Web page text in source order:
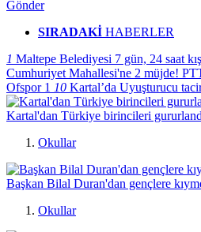
Gönder
SIRADAKİ HABERLER
1 Maltepe Belediyesi 7 gün, 24 saat
Cumhuriyet Mahallesi'ne 2 müjde!
Ofspor 1 10 Kartal’da Uyuşturucu
Kartal'dan Türkiye birincileri
Okullar
Başkan Bilal Duran'dan gençlere
Okullar